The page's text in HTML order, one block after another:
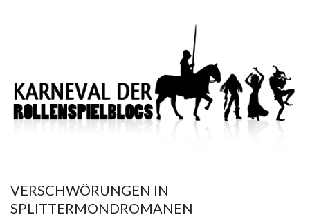
VERSCHWÖRUNGEN IN
SPLITTERMONDROMANEN